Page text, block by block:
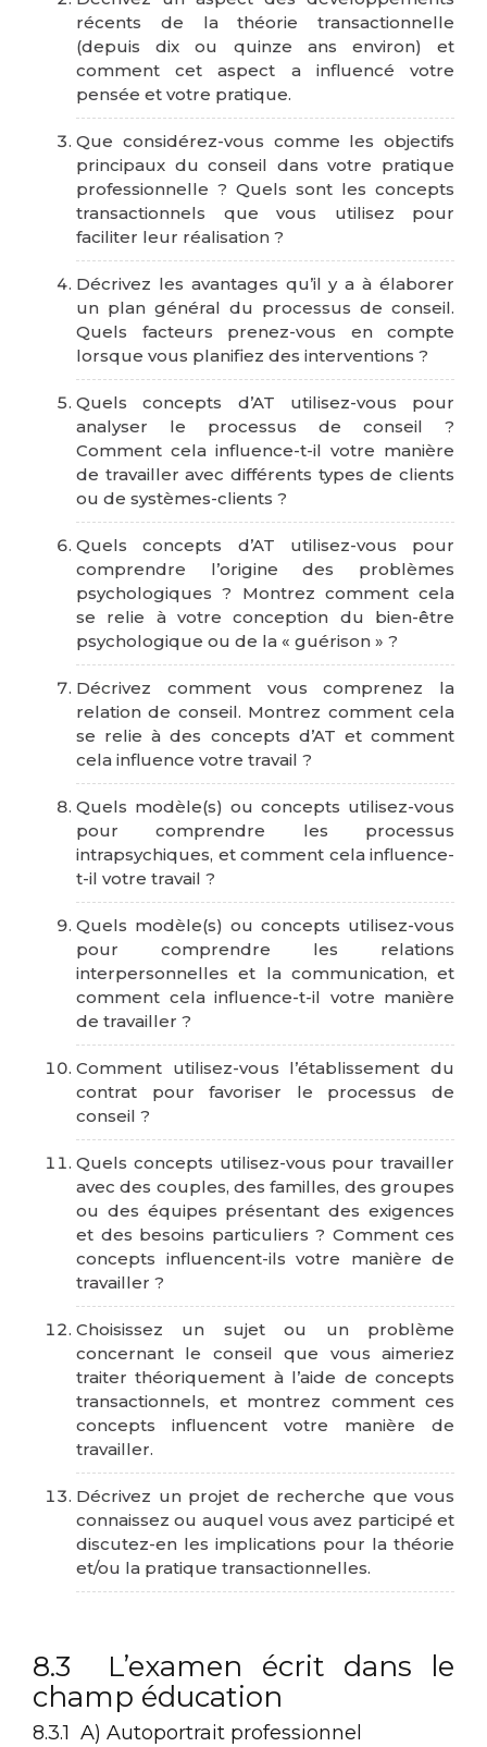
récents de la théorie transactionnelle
(depuis dix ou quinze ans environ) et
comment cet aspect a influencé votre
pensée et votre pratique.
Que considérez-vous comme les objectifs
principaux du conseil dans votre pratique
professionnelle ? Quels sont les concepts
transactionnels que vous utilisez pour
faciliter leur réalisation ?
Décrivez les avantages qu’il y a à élaborer
un plan général du processus de conseil.
Quels facteurs prenez-vous en compte
lorsque vous planifiez des interventions ?
Quels concepts d’AT utilisez-vous pour
analyser le processus de conseil ?
Comment cela influence-t-il votre manière
de travailler avec différents types de clients
ou de systèmes-clients ?
Quels concepts d’AT utilisez-vous pour
comprendre l’origine des problèmes
psychologiques ? Montrez comment cela
se relie à votre conception du bien-être
psychologique ou de la « guérison » ?
Décrivez comment vous comprenez la
relation de conseil. Montrez comment cela
se relie à des concepts d’AT et comment
cela influence votre travail ?
Quels modèle(s) ou concepts utilisez-vous
pour comprendre les processus
intrapsychiques, et comment cela influence-
t-il votre travail ?
Quels modèle(s) ou concepts utilisez-vous
pour comprendre les relations
interpersonnelles et la communication, et
comment cela influence-t-il votre manière
de travailler ?
Comment utilisez-vous l’établissement du
contrat pour favoriser le processus de
conseil ?
Quels concepts utilisez-vous pour travailler
avec des couples, des familles, des groupes
ou des équipes présentant des exigences
et des besoins particuliers ? Comment ces
concepts influencent-ils votre manière de
travailler ?
Choisissez un sujet ou un problème
concernant le conseil que vous aimeriez
traiter théoriquement à l’aide de concepts
transactionnels, et montrez comment ces
concepts influencent votre manière de
travailler.
Décrivez un projet de recherche que vous
connaissez ou auquel vous avez participé et
discutez-en les implications pour la théorie
et/ou la pratique transactionnelles.
8.3 L’examen écrit dans le
champ éducation
8.3.1 A) Autoportrait professionnel